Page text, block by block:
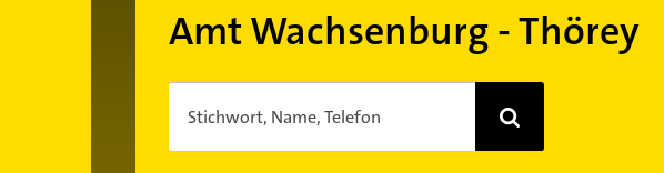
Amt Wachsenburg - Thörey
Stichwort, Name, Telefon